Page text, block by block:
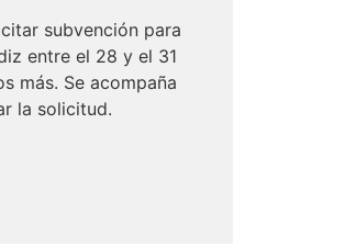
subvención para
entre el 28 y el 31
más. Se acompaña
la solicitud.